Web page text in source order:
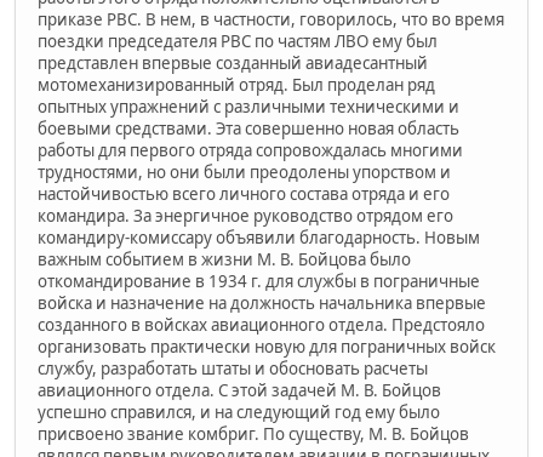
приказе РВС. В нем, в частности, говорилось, что во время
поездки председателя РВС по частям ЛВО ему был
представлен впервые созданный авиадесантный
мотомеханизированный отряд. Был проделан ряд
опытных упражнений с различными техническими и
боевыми средствами. Эта совершенно новая область
работы для первого отряда сопровождалась многими
трудностями, но они были преодолены упорством и
настойчивостью всего личного состава отряда и его
командира. За энергичное руководство отрядом его
командиру-комиссару объявили благодарность. Новым
важным событием в жизни М. В. Бойцова было
откомандирование в 1934 г. для службы в пограничные
войска и назначение на должность начальника впервые
созданного в войсках авиационного отдела. Предстояло
организовать практически новую для пограничных войск
службу, разработать штаты и обосновать расчеты
авиационного отдела. С этой задачей М. В. Бойцов
успешно справился, и на следующий год ему было
присвоено звание комбриг. По существу, М. В. Бойцов